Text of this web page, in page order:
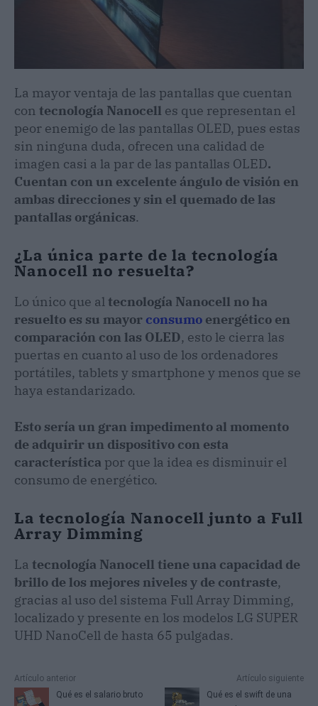
La mayor ventaja de las pantallas que cuentan
con tecnología Nanocell es que representan el
peor enemigo de las pantallas OLED, pues estas
sin ninguna duda, ofrecen una calidad de
imagen casi a la par de las pantallas OLED.
Cuentan con un excelente ángulo de visión en
ambas direcciones y sin el quemado de las
pantallas orgánicas.
¿La única parte de la tecnología
Nanocell no resuelta?
Lo único que altecnología Nanocell no ha
resuelto es su mayor consumo energético en
comparación con las OLED, esto le cierra las
puertas en cuanto al uso de los ordenadores
portátiles, tablets y smartphone y menos que se
haya estandarizado.
Esto sería un gran impedimento al momento
de adquirir un dispositivo con esta
característica por que la idea es disminuir el
consumo de energético.
La tecnología Nanocell junto a Full
Array Dimming
La tecnología Nanocell tiene una capacidad de
brillo de los mejores niveles y de contraste,
gracias al uso del sistema Full Array Dimming,
localizado y presente en los modelos LG SUPER
UHD NanoCell de hasta 65 pulgadas.
Artículo anterior
Qué es el salario bruto
Artículo siguiente
Qué es el swift de una